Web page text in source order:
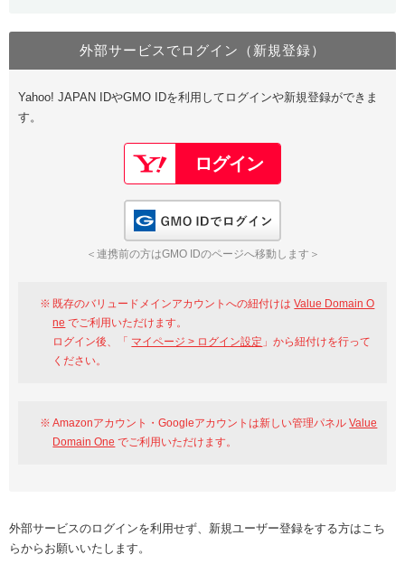
Value Domain Oneにログイン
Google
GMO ID Amazon
※AmazonはValue Domain Oneのログイン画面へ遷移します
Value Domain Oneアカウント作成
以下でも登録可能
Google Yahoo!
GMO ID
外部サービスでログイン（新規登録）
Yahoo! JAPAN IDやGMO IDを利用してログインや新規登録ができま
す。
＜連携前の方はGMO IDのページへ移動します＞
既存のバリュードメインアカウントへの紐付けはValue Domain O
ne でご利用いただけます。
ログイン後、「 マイページ > ログイン設定 」から紐付けを行って
ください。
Amazonアカウント・Googleアカウントは新しい管理パネルValue
Domain One でご利用いただけます。
外部サービスのログインを利用せず、新規ユーザー登録をする方はこち
らからお願いいたします。